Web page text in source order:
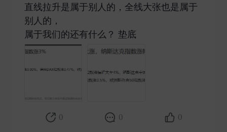
直线拉升是属于别人的，全线大张也是属于
别人的，
属于我们的还有什么？ 垫底 ​
0 0 0